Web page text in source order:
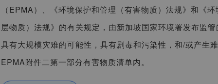
（EPMA）、《环境保护和管理（有害物质）法规》和《
层物质）法规》的有关规定，由新加坡国家环境署发布监
具有大规模灾难的可能性，具有剧毒和污染性，和/或产生
EPMA附件二第一部分有害物质清单内。